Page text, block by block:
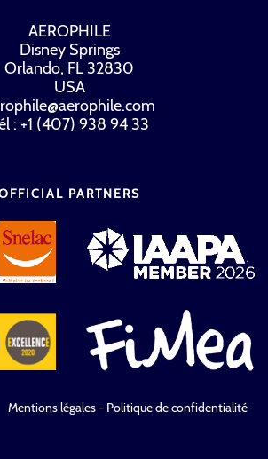
AEROPHILE
Disney Springs
Orlando, FL 32830
USA
: +1 (407) 938 94 33
PARTNERS
Mentions légales - Politique de confidentialité